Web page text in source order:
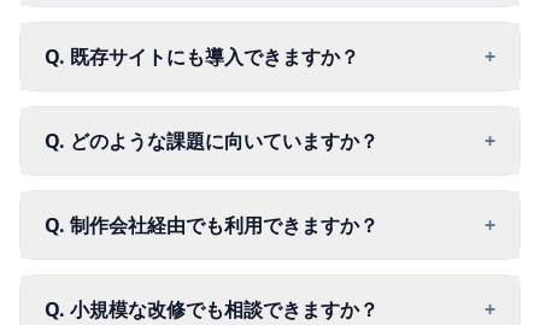
Q. 既存サイトにも導入できますか？ +
Q. どのような課題に向いていますか？ +
Q. 制作会社経由でも利用できますか？ +
Q. 小規模な改修でも相談できますか？ +